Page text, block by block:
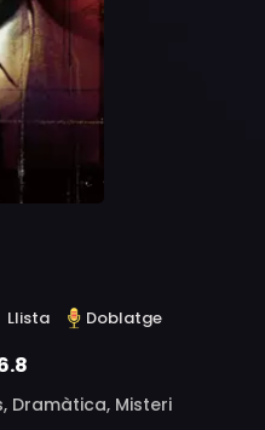
Llista Doblatge
Dramàtica, Misteri